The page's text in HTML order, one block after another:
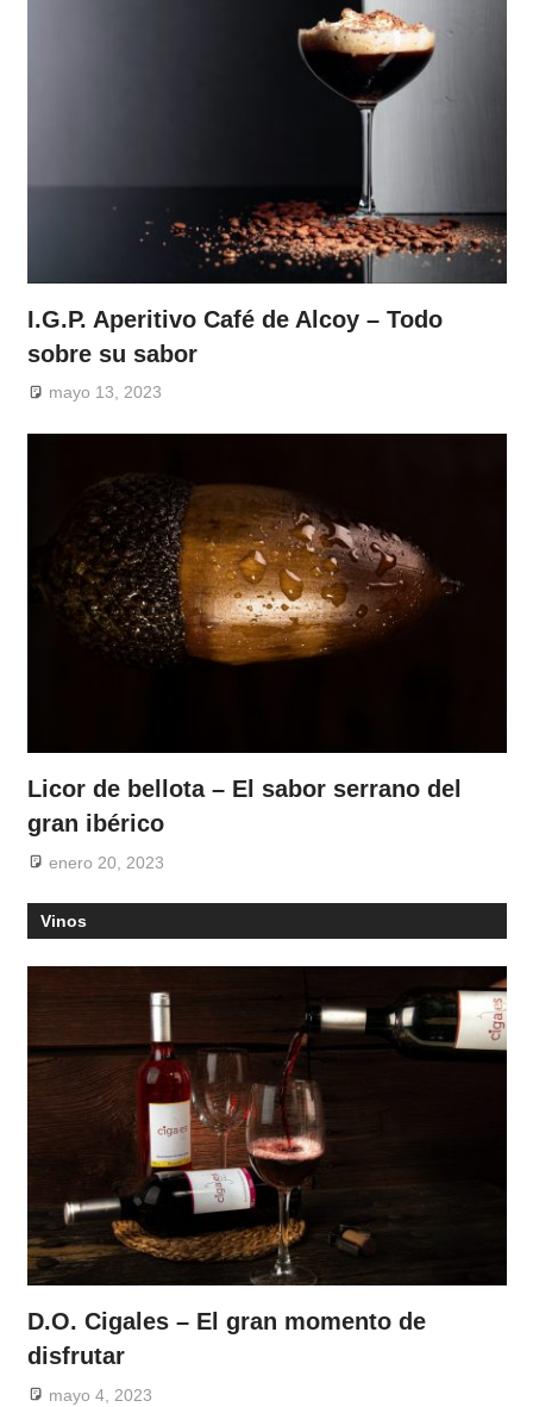
I.G.P. Aperitivo Café de Alcoy – Todo
sobre su sabor
mayo 13, 2023
Licor de bellota – El sabor serrano del
gran ibérico
enero 20, 2023
Vinos
D.O. Cigales – El gran momento de
disfrutar
mayo 4, 2023